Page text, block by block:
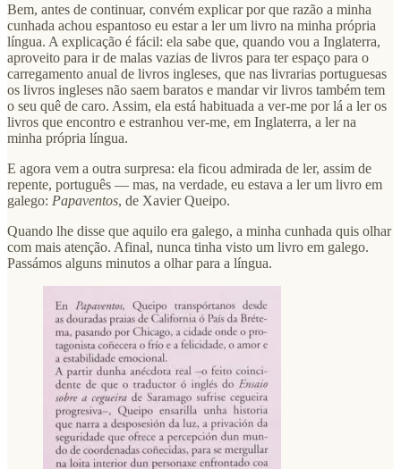
Bem, antes de continuar, convém explicar por que razão a minha
cunhada achou espantoso eu estar a ler um livro na minha própria
língua. A explicação é fácil: ela sabe que, quando vou a Inglaterra,
aproveito para ir de malas vazias de livros para ter espaço para o
carregamento anual de livros ingleses, que nas livrarias portuguesas
os livros ingleses não saem baratos e mandar vir livros também tem
o seu quê de caro. Assim, ela está habituada a ver-me por lá a ler os
livros que encontro e estranhou ver-me, em Inglaterra, a ler na
minha própria língua.
E agora vem a outra surpresa: ela ficou admirada de ler, assim de
repente, português — mas, na verdade, eu estava a ler um livro em
galego: Papaventos, de Xavier Queipo.
Quando lhe disse que aquilo era galego, a minha cunhada quis olhar
com mais atenção. Afinal, nunca tinha visto um livro em galego.
Passámos alguns minutos a olhar para a língua.